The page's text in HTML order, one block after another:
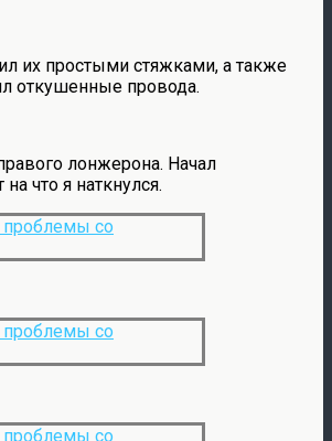
их простыми стяжками, а также
откушенные провода.
лонжерона. Начал
что я наткнулся.